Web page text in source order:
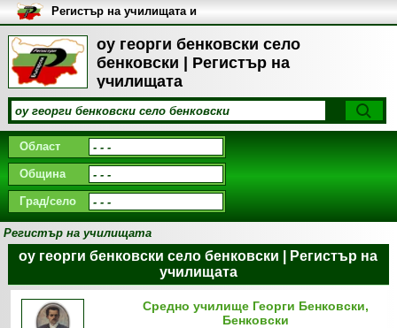
оу георги бенковски село
бенковски | Регистър на
училищата
Регистър на училищата и
университетите в България
Област
Община
Град/село
Регистър на училищата
оу георги бенковски село бенковски | Регистър на
училищата
Средно училище Георги Бенковски,
Бенковски